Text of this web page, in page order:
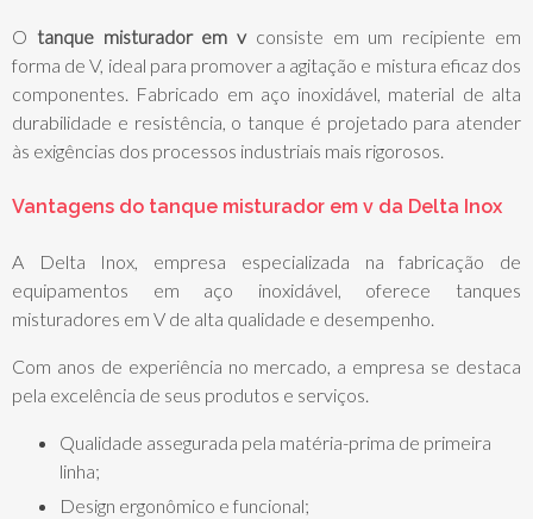
O tanque misturador em vconsiste em um recipiente em
forma de V, ideal para promover a agitação e mistura eficaz dos
componentes. Fabricado em aço inoxidável, material de alta
durabilidade e resistência, o tanque é projetado para atender
às exigências dos processos industriais mais rigorosos.
Vantagens do tanque misturador em v da Delta Inox
A Delta Inox, empresa especializada na fabricação de
equipamentos em aço inoxidável, oferece tanques
misturadores em V de alta qualidade e desempenho.
Com anos de experiência no mercado, a empresa se destaca
pela excelência de seus produtos e serviços.
Qualidade assegurada pela matéria-prima de primeira
linha;
Design ergonômico e funcional;